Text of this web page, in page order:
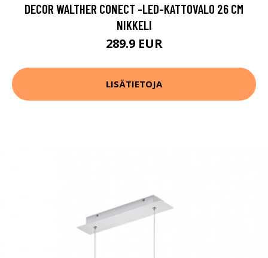
DECOR WALTHER CONECT -LED-KATTOVALO 26 CM
NIKKELI
289.9 EUR
LISÄTIETOJA